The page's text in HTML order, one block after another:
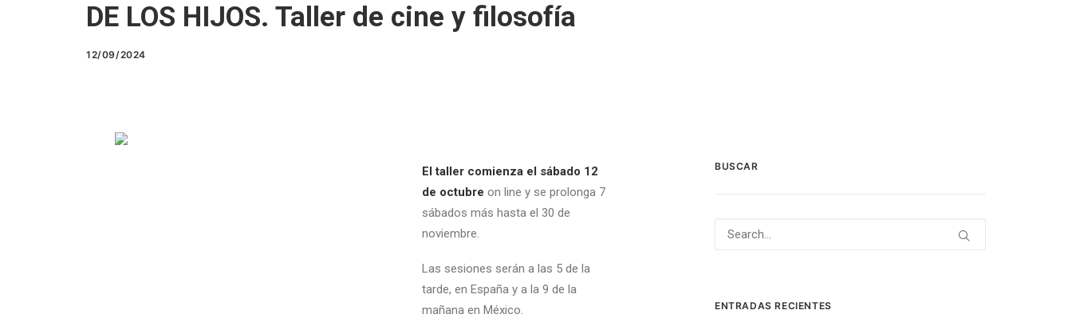
DE LOS HIJOS. Taller de cine y filosofía
12/09/2024
El taller comienza el sábado 12
de octubre on line y se prolonga 7
sábados más hasta el 30 de
noviembre.
Las sesiones serán a las 5 de la
tarde, en España y a la 9 de la
mañana en México.
BUSCAR
ENTRADAS RECIENTES